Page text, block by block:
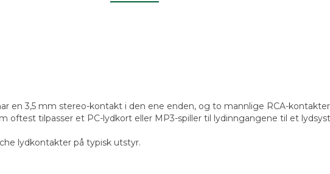
en 3,5 mm stereo-kontakt i den ene enden, og to mannlige RCA-
oftest tilpasser et PC-lydkort eller MP3-spiller til lydinngangene til et
lydkontakter på typisk utstyr.